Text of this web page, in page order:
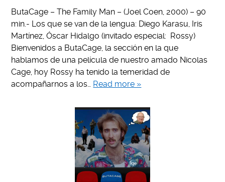
ButaCage – The Family Man – (Joel Coen, 2000) – 90
min.- Los que se van de la lengua: Diego Karasu, Iris
Martínez, Óscar Hidalgo (invitado especial: Rossy)
Bienvenidos a ButaCage, la sección en la que
hablamos de una película de nuestro amado Nicolas
Cage, hoy Rossy ha tenido la temeridad de
acompañarnos a los… Read more »